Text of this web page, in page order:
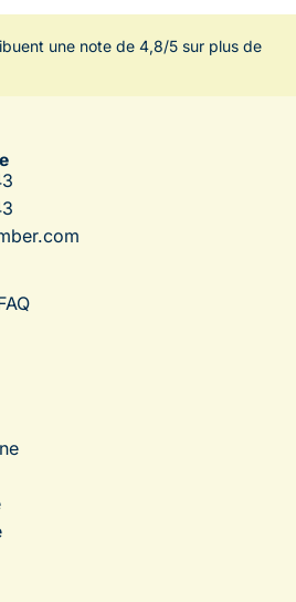
une note de 4,8/5 sur plus de